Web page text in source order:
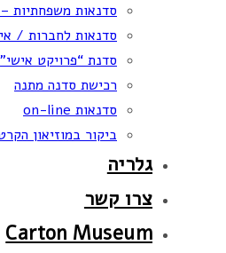
סדנאות משפחתיות
סדנאות לחברות /
סדנת “פרויקט אישי”
רכישת סדנה מתנה
סדנאות on-line
ביקור במוזיאון
גלריה
צרו קשר
Carton Museum